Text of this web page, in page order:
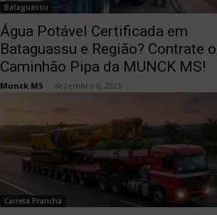
Bataguassu
Água Potável Certificada em
Bataguassu e Região? Contrate o
Caminhão Pipa da MUNCK MS!
Munck MS dezembro 6, 2025
Carreta Prancha